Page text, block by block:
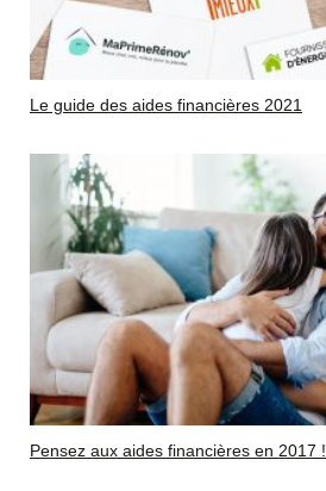
Le guide des aides financières 2021
Pensez aux aides financières en 2017 !